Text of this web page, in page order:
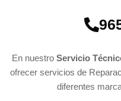
En nuestro Servicio
ofrecer servicios de
diferentes